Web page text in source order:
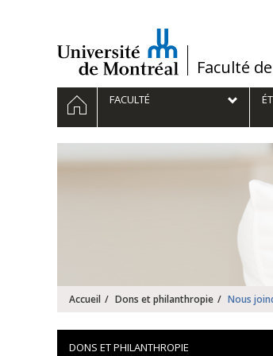
/Faculté
Navigation
principale
ACCUEILFACULTÉ
Accueil Dons et philanthropie Nous
DONS ET PHILANTHROPIE